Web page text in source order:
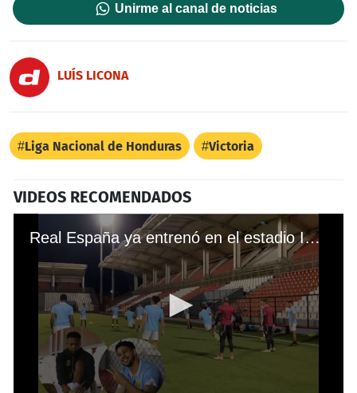
Unirme al canal de noticias
LUÍS LICONA
Liga Nacional de Honduras Victoria
VIDEOS RECOMENDADOS
Real España ya entrenó en el estadio Independencia de Nicaragua previo al duelo contra Real Estelí